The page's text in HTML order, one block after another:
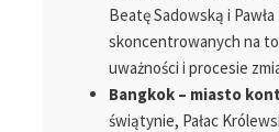
Beatę Sadowską i
skoncentrowanych na
uważności i procesie
Bangkok – miasto
świątynie, Pałac